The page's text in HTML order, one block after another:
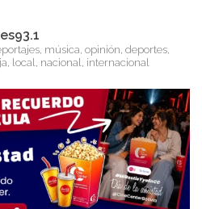
música, opinión, deportes,
local, nacional, internacional